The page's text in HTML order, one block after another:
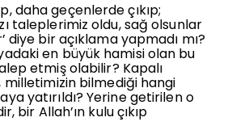
daha geçenlerde çıkıp;
taleplerimiz oldu, sağ olsunlar
diye bir açıklama yapmadı mı?
en büyük hamisi olan bu
etmiş olabilir? Kapalı
milletimizin bilmediği hangi
yatırıldı? Yerine getirilen o
bir Allah’ın kulu çıkıp